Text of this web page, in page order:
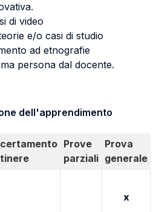
di video
e/o casi di studio
ad etnografie
persona dal docente.
dell'apprendimento
Prove
parziali
Prova
generale
x